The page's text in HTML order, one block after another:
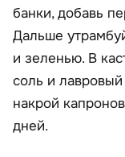
банки, добавь
Дальше
и зеленью. В
соль и
накрой
дней.